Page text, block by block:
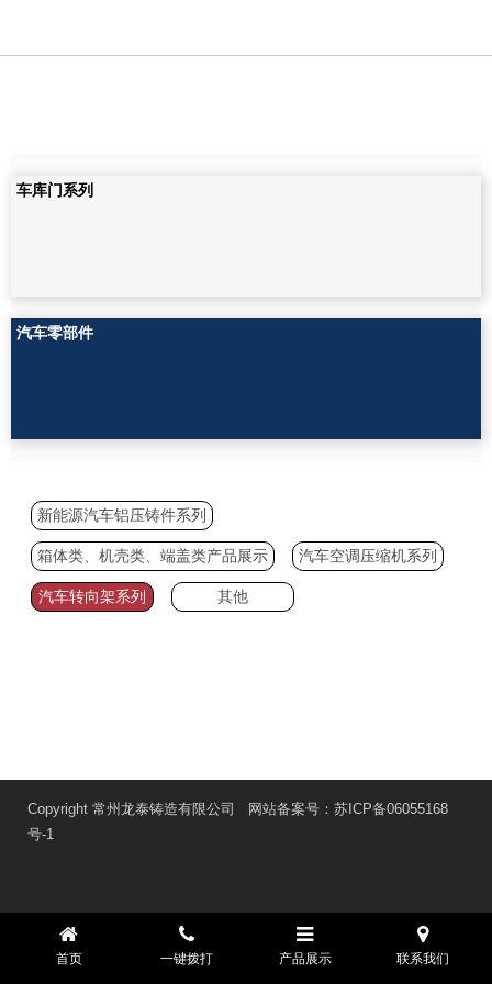
车库门系列
汽车零部件
新能源汽车铝压铸件系列
箱体类、机壳类、端盖类产品展示 汽车空调压缩机系列
汽车转向架系列 其他
Copyright 常州龙泰铸造有限公司 网站备案号： 苏ICP备06055168
号-1
首页 一键拨打 产品展示 联系我们